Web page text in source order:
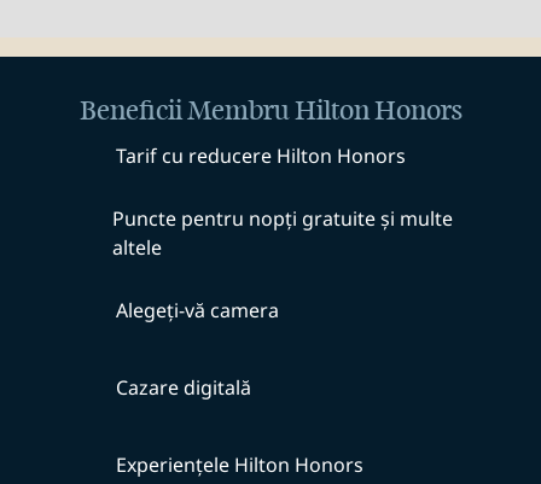
Beneficii Membru Hilton Honors
Tarif cu reducere Hilton Honors
Puncte pentru nopți gratuite și multe
altele
Alegeți-vă camera
Cazare digitală
Experiențele Hilton Honors